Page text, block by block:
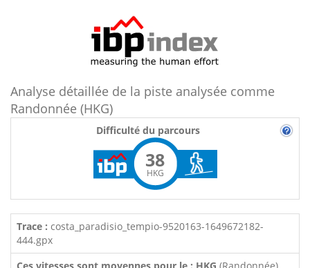
Analyse détaillée de la piste analysée comme
Randonnée (HKG)
Difficulté du parcours
38
HKG
Trace : costa_paradisio_tempio-9520163-1649672182-
444.gpx